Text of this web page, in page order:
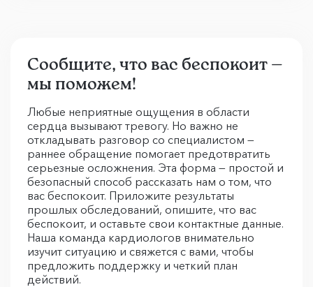
Сообщите, что вас беспокоит —
мы поможем!
Любые неприятные ощущения в области
сердца вызывают тревогу. Но важно не
откладывать разговор со специалистом —
раннее обращение помогает предотвратить
серьезные осложнения. Эта форма — простой и
безопасный способ рассказать нам о том, что
вас беспокоит. Приложите результаты
прошлых обследований, опишите, что вас
беспокоит, и оставьте свои контактные данные.
Наша команда кардиологов внимательно
изучит ситуацию и свяжется с вами, чтобы
предложить поддержку и четкий план
действий.